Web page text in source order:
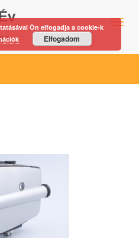
Ön elfogadja a cookie-k
Elfogadom